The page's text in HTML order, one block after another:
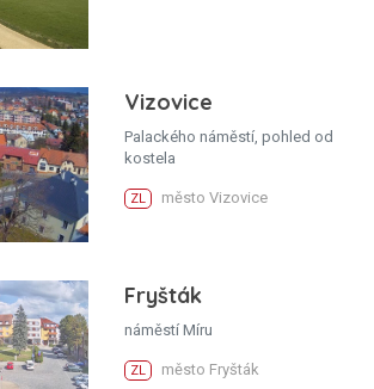
Vizovice
Palackého náměstí, pohled od
kostela
ZL město Vizovice
Fryšták
náměstí Míru
ZL město Fryšták